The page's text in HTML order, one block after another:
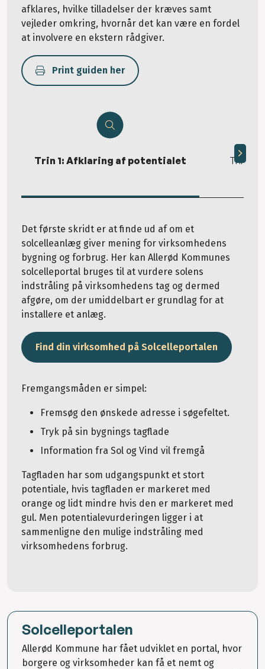
afklares, hvilke tilladelser der kræves samt
vejleder omkring, hvornår det kan være en fordel
at involvere en ekstern rådgiver.
Print guiden her
Trin 1: Afklaring af potentialet Trin 2:
Det første skridt er at finde ud af om et
solcelleanlæg giver mening for virksomhedens
bygning og forbrug. Her kan Allerød Kommunes
solcelleportal bruges til at vurdere solens
indstråling på virksomhedens tag og dermed
afgøre, om der umiddelbart er grundlag for at
installere et anlæg.
Find din virksomhed på Solcelleportalen
Fremgangsmåden er simpel:
Fremsøg den ønskede adresse i søgefeltet.
Tryk på sin bygnings tagflade
Information fra Sol og Vind vil fremgå
Tagfladen har som udgangspunkt et stort
potentiale, hvis tagfladen er markeret med
orange og lidt mindre hvis den er markeret med
gul. Men potentialevurderingen ligger i at
sammenligne den mulige indstråling med
virksomhedens forbrug.
Solcelleportalen
Allerød Kommune har fået udviklet en portal, hvor
borgere og virksomheder kan få et nemt og